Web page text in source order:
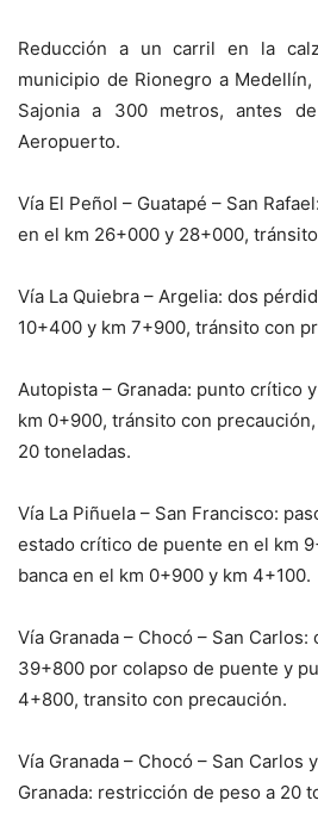
Reducción a un carril en la
municipio de Rionegro a
Sajonia a 300 metros, antes
Aeropuerto.
Vía El Peñol – Guatapé – San
en el km 26+000 y 28+000,
Vía La Quiebra – Argelia: dos
10+400 y km 7+900, tránsito con
Autopista – Granada: punto crítico
km 0+900, tránsito con
20 toneladas.
Vía La Piñuela – San Francisco:
estado crítico de puente en el km
banca en el km 0+900 y km 4+100.
Vía Granada – Chocó – San Carlos:
39+800 por colapso de puente y
4+800, transito con precaución.
Vía Granada – Chocó – San Carlos
Granada: restricción de peso a 20